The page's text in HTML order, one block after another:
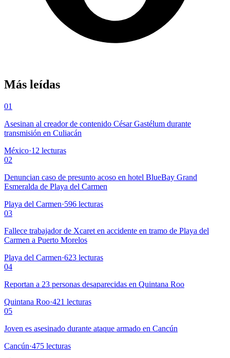
Más leídas
01
Asesinan al creador de contenido César Gastélum durante
transmisión en Culiacán
México·12 lecturas
02
Denuncian caso de presunto acoso en hotel BlueBay Grand
Esmeralda de Playa del Carmen
Playa del Carmen·596 lecturas
03
Fallece trabajador de Xcaret en accidente en tramo de Playa del
Carmen a Puerto Morelos
Playa del Carmen·623 lecturas
04
Reportan a 23 personas desaparecidas en Quintana Roo
Quintana Roo·421 lecturas
05
Joven es asesinado durante ataque armado en Cancún
Cancún·475 lecturas